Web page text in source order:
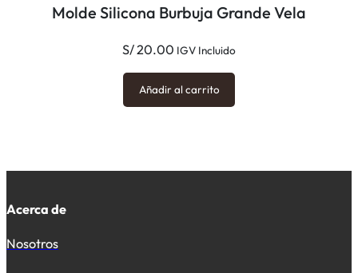
Molde Silicona Burbuja Grande Vela
S/20.00 IGV Incluido
Añadir al carrito
Acerca de
Nosotros